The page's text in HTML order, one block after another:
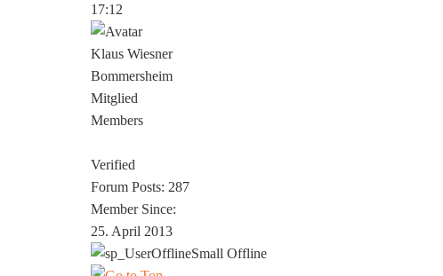
17:12
Klaus Wiesner
Bommersheim
Mitglied
Members
Verified
Forum Posts: 287
Member Since:
25. April 2013
Offline